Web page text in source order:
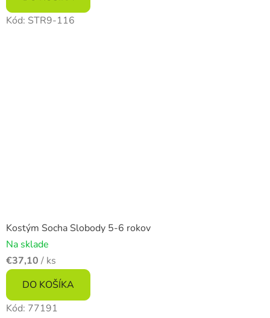
Kód: STR9-116
Kostým Socha Slobody 5-6 rokov
Na sklade
€37,10 / ks
DO KOŠÍKA
Kód: 77191